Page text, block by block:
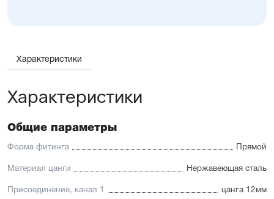
Характеристики
Характеристики
Общие параметры
Форма фитинга Прямой
Материал цанги Нержавеющая сталь
Присоединение, канал 1 цанга 12мм